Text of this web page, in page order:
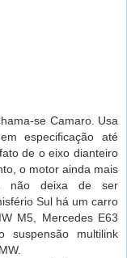
se Camaro. Usa
especificação até
de o eixo dianteiro
o motor ainda mais
não deixa de ser
Sul há um carro
M5, Mercedes E63
suspensão multilink